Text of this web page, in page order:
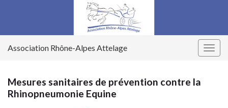
Association Rhône-Alpes Attelage
Mesures sanitaires de prévention contre la
Rhinopneumonie Equine